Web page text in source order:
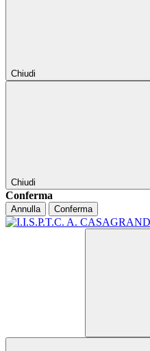
Chiudi
Chiudi
Conferma
Annulla Conferma